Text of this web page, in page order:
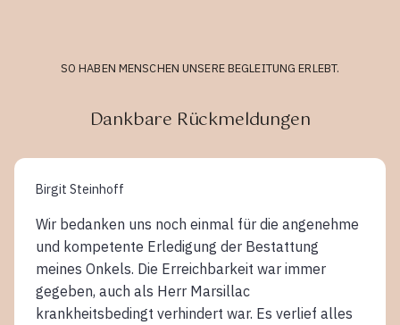
SO HABEN MENSCHEN UNSERE BEGLEITUNG ERLEBT.
Dankbare Rückmeldungen
Birgit Steinhoff
Wir bedanken uns noch einmal für die angenehme
und kompetente Erledigung der Bestattung
meines Onkels. Die Erreichbarkeit war immer
gegeben, auch als Herr Marsillac
krankheitsbedingt verhindert war. Es verlief alles